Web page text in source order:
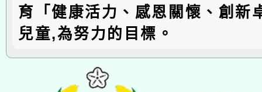
育「健康活力、感恩關懷、創新
兒童,為努力的目標。